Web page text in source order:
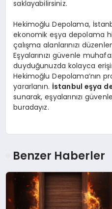
saklayabilirsiniz.
Hekimoğlu Depolama,
ekonomik eşya depolama
çalışma alanlarınızı
Eşyalarınızı güvenle
duyduğunuzda kolayca
Hekimoğlu Depolama’nın
yararlanın. İstanbul eşya
sunarak, eşyalarınızı
buradayız.
Benzer Haberler